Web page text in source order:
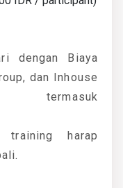
dengan Biaya
dan Inhouse
harap